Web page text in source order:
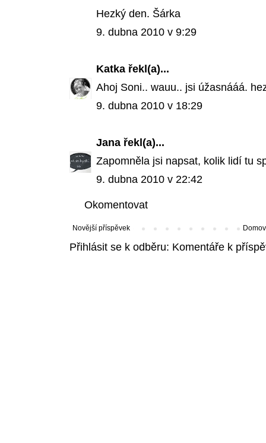
Hezký den. Šárka
9. dubna 2010 v 9:29
Katka řekl(a)...
Ahoj Soni.. wauu.. jsi úžasnááá.
9. dubna 2010 v 18:29
Jana řekl(a)...
Zapomněla jsi napsat, kolik lidí tu
9. dubna 2010 v 22:42
Okomentovat
Novější příspěvek
Přihlásit se k odběru: Komentáře k